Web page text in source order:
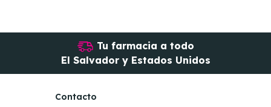
Tu farmacia a todo
El Salvador y Estados Unidos
Contacto